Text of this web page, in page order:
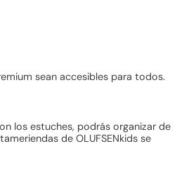
sean accesibles para todos.
los estuches, podrás organizar de
de OLUFSENkids se